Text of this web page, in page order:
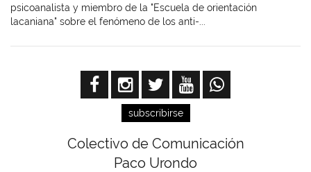
psicoanalista y miembro de la "Escuela de orientación
lacaniana" sobre el fenómeno de los anti-...
subscribirse
Colectivo de Comunicación
Paco Urondo